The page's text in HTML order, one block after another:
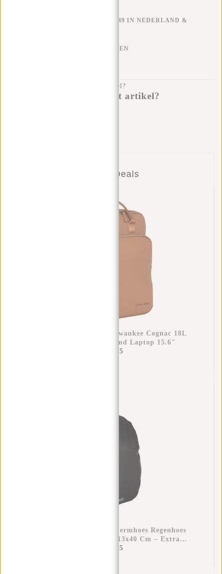
GRATIS VERZENDEN V.A. €49 IN NEDERLAND &
KLARNA ACHTERAF BETALEN
Heb je een vraag over dit artikel?
Combi Deals
New Rebels William Milwaukee Cognac 18L
Rugzak Waterafstotend Laptop 15.6"
€69,95
Raincover Rugzak Beschermhoes Regenhoes
Waterdicht Nylon 25x13x40 Cm – Extra
Bescherming Tegen Regen
€11,95